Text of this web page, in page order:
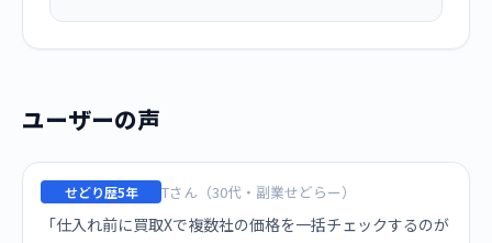
ユーザーの声
せどり歴5年 Tさん（30代・副業せどらー）
「仕入れ前に買取Xで複数社の価格を一括チェックするのが